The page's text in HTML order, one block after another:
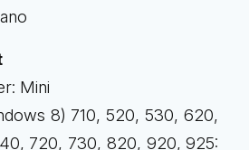
Mini
8) 710, 520, 530, 620,
720, 730, 820, 920, 925: